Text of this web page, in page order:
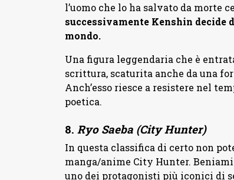
l’uomo che lo ha salvato da morte
successivamente Kenshin
mondo.
Una figura leggendaria che è
scrittura, scaturita anche da una
Anch’esso riesce a resistere nel
poetica.
8. Ryo Saeba (City Hunter)
In questa classifica di certo non
manga/anime City Hunter.
uno dei protagonisti più iconici di